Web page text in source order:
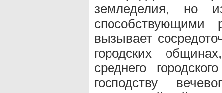
земледелия, но
способствующими
вызывает
городских
среднего
господству